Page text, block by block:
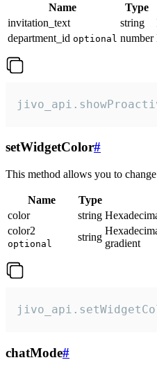
Name Type
invitation_text
string
department_id optional number
setWidgetColor#
This method allows you to
Name Type
color
string
color2
optional
string
gradient
chatMode#